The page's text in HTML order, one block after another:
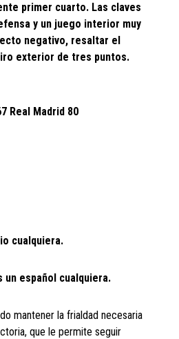
primer cuarto. Las claves
y un juego interior muy
negativo, resaltar el
exterior de tres puntos.
Real Madrid 80
cualquiera.
un español cualquiera.
mantener la frialdad necesaria
que le permite seguir